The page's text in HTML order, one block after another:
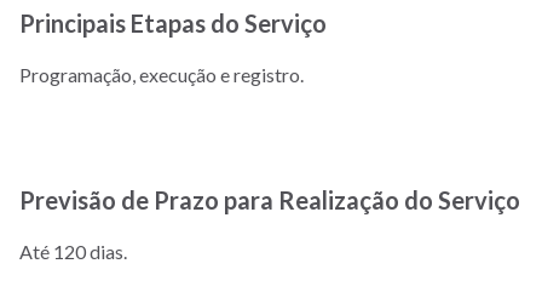
Principais Etapas do Serviço
Programação, execução e registro.
Previsão de Prazo para Realização do Serviço
Até 120 dias.